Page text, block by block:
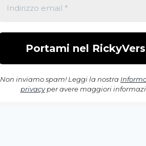
Non inviamo spam! Leggi la nostra
privacyper avere maggiori